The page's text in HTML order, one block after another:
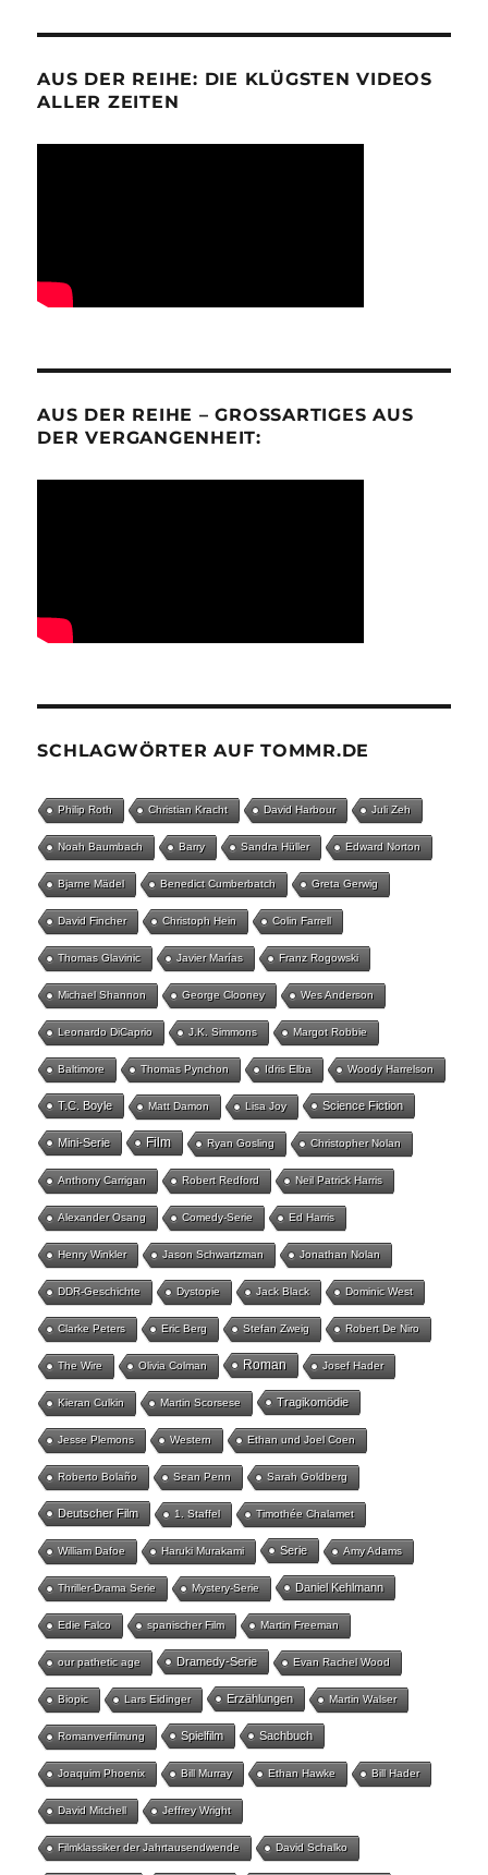
AUS DER REIHE: DIE KLÜGSTEN VIDEOS
ALLER ZEITEN
AUS DER REIHE – GROSSARTIGES AUS D
ER VERGANGENHEIT:
SCHLAGWÖRTER AUF TOMMR.DE
Philip Roth Christian Kracht David Harbour Juli Zeh
Noah Baumbach Barry Sandra Hüller Edward Norton
Bjarne Mädel Benedict Cumberbatch Greta Gerwig
David Fincher Christoph Hein Colin Farrell
Thomas Glavinic Javier Marías Franz Rogowski
Michael Shannon George Clooney Wes Anderson
Leonardo DiCaprio J.K. Simmons Margot Robbie
Baltimore Thomas Pynchon Idris Elba Woody Harrelson
T.C. Boyle Matt Damon Lisa Joy Science Fiction
Mini-Serie Film Ryan Gosling Christopher Nolan
Anthony Carrigan Robert Redford Neil Patrick Harris
Alexander Osang Comedy-Serie Ed Harris
Henry Winkler Jason Schwartzman Jonathan Nolan
DDR-Geschichte Dystopie Jack Black Dominic West
Clarke Peters Eric Berg Stefan Zweig Robert De Niro
The Wire Olivia Colman Roman Josef Hader
Kieran Culkin Martin Scorsese Tragikomödie
Jesse Plemons Western Ethan und Joel Coen
Roberto Bolaño Sean Penn Sarah Goldberg
Deutscher Film 1. Staffel Timothée Chalamet
William Dafoe Haruki Murakami Serie Amy Adams
Thriller-Drama Serie Mystery-Serie Daniel Kehlmann
Edie Falco spanischer Film Martin Freeman
our pathetic age Dramedy-Serie Evan Rachel Wood
Biopic Lars Eidinger Erzählungen Martin Walser
Romanverfilmung Spielfilm Sachbuch
Joaquim Phoenix Bill Murray Ethan Hawke Bill Hader
David Mitchell Jeffrey Wright
Filmklassiker der Jahrtausendwende David Schalko